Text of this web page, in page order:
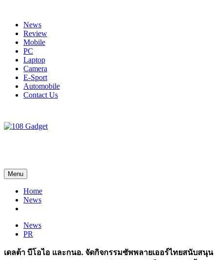
contentNews
Review
Mobile
PC
Laptop
Camera
E-Sport
Automobile
Contact Us
Menu
Home
News
News
PR
เดลต้า บีโอไอ และกนอ. จัดกิจกรรมซัพพลายเออร์ไทยสนับสนุน